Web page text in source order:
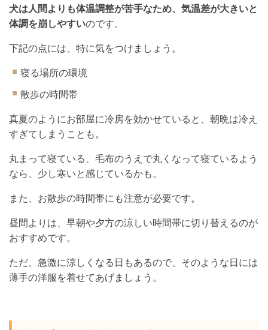
犬は人間よりも体温調整が苦手なため、気温差が大きいと
体調を崩しやすいのです。
下記の点には、特に気をつけましょう。
寝る場所の環境
散歩の時間帯
真夏のようにお部屋に冷房を効かせていると、朝晩は冷え
すぎてしまうことも。
丸まって寝ている、毛布のうえで丸くなって寝ているよう
なら、少し寒いと感じているかも。
また、お散歩の時間帯にも注意が必要です。
昼間よりは、早朝や夕方の涼しい時間帯に切り替えるのが
おすすめです。
ただ、急激に涼しくなる日もあるので、そのような日には
薄手の洋服を着せてあげましょう。